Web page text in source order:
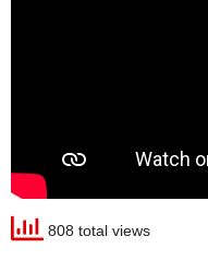
808 total views